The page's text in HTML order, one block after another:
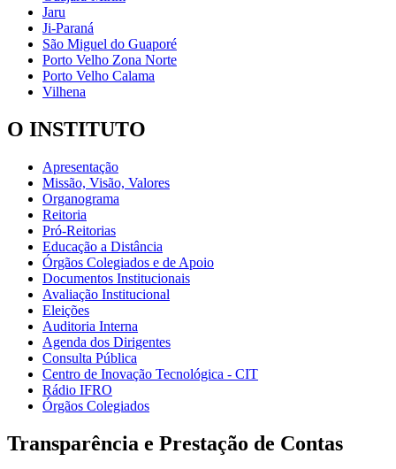
Jaru
Ji-Paraná
São Miguel do Guaporé
Porto Velho Zona Norte
Porto Velho Calama
Vilhena
O INSTITUTO
Apresentação
Missão, Visão, Valores
Organograma
Reitoria
Pró-Reitorias
Educação a Distância
Órgãos Colegiados e de Apoio
Documentos Institucionais
Avaliação Institucional
Eleições
Auditoria Interna
Agenda dos Dirigentes
Consulta Pública
Centro de Inovação Tecnológica - CIT
Rádio IFRO
Órgãos Colegiados
Transparência e Prestação de Contas